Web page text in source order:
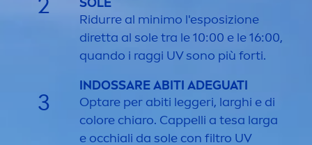
2
Ridurre al minimo l'esposizione
diretta al sole tra le 10:00 e le 16:00,
quando i raggi UV sono più forti.
3
INDOSSARE ABITI ADEGUATI
Optare per abiti leggeri, larghi e di
colore chiaro. Cappelli a tesa larga
e occhiali da sole con filtro UV